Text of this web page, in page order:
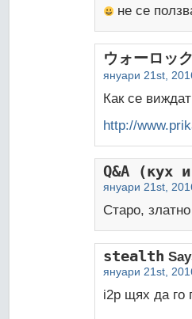
не се
ウォーロック
януари 21st,
Как се
http://
Q&A (кух
януари 21st,
Старо,
stealth
януари 21st,
i2p щях да го